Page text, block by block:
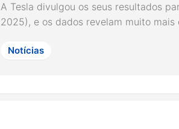
A Tesla divulgou os seus resultados
2025), e os dados revelam muito mais
Notícias